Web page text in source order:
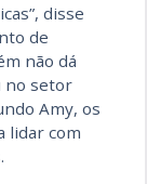
disse
de
não dá
no setor
Amy, os
lidar com